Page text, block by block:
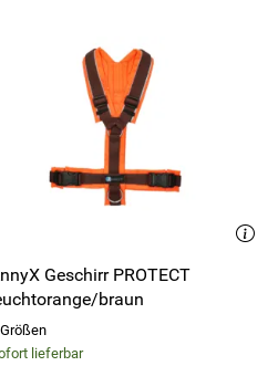
Geschirr PROTECT
braun
lieferbar